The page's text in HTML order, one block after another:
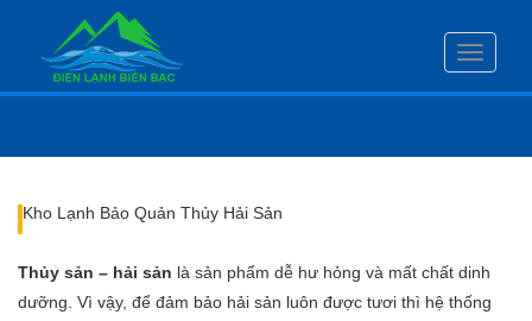
Toggle
Kho Lạnh Bảo Quản Thủy Hải Sản
Thủy sản – hải sản là sản phẩm dễ hư hỏng và mất chất dinh
dưỡng. Vì vậy, để đảm bảo hải sản luôn được tươi thì hệ thống